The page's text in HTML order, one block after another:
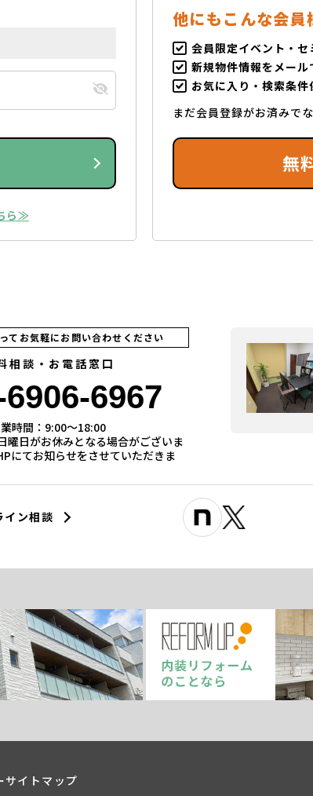
ら≫
他にもこんな会員
会員限定イベント・
新規物件情報をメール
お気に入り・検索条
まだ会員登録がお済みで
無
てお気軽にお問い合わせください
相談・お電話窓口
6967
時間：9:00〜18:00
曜日がお休みとなる場合がございま
にてお知らせをさせていただきま
イン相談
サイトマップ